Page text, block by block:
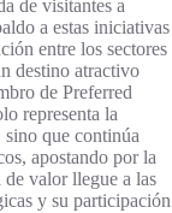
de visitantes a
a estas iniciativas
entre los sectores
destino atractivo
de Preferred
representa la
que continúa
apostando por la
valor llegue a las
y su participación